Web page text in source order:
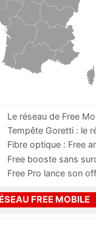
Le réseau de Free
m
Tempête Goretti : le
Fibre optique : Free
pass
Free booste sans
Free Pro lance son
FREE MOBILE